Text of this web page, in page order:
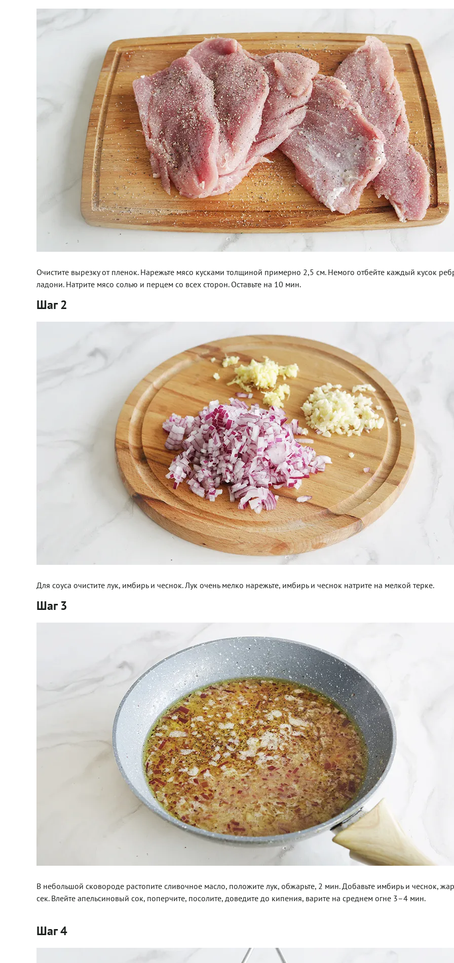
Очистите вырезку от пленок. Нарежьте мясо кусками толщиной примерно 2,5 см. Немого отбейте каждый кусок
ладони. Натрите мясо солью и перцем со всех сторон. Оставьте на 10 мин.
Шаг 2
Для соуса очистите лук, имбирь и чеснок. Лук очень мелко нарежьте, имбирь и чеснок натрите на мелкой терке.
Шаг 3
В небольшой сковороде растопите сливочное масло, положите лук, обжарьте, 2 мин. Добавьте имбирь и чеснок,
сек. Влейте апельсиновый сок, поперчите, посолите, доведите до кипения, варите на среднем огне 3–4 мин.
Шаг 4